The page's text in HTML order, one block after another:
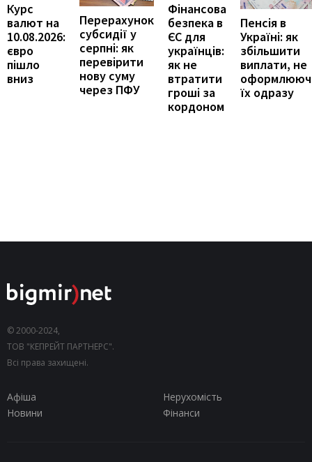
Курс
валют на
10.08.2026:
євро
пішло
вниз
Перерахунок
субсидії у
серпні: як
перевірити
нову суму
через ПФУ
Фінансова
безпека в
ЄС для
українців:
як не
втратити
гроші за
кордоном
Пенсія в
Україні: як
збільшити
виплати, не
їх одразу
© 2000-2024,
ТОВ "КЕПРЕЙТ ПАРТНЕРС".
Всі права захищені.
Афіша
Нерухомість
Новини
Фінанси